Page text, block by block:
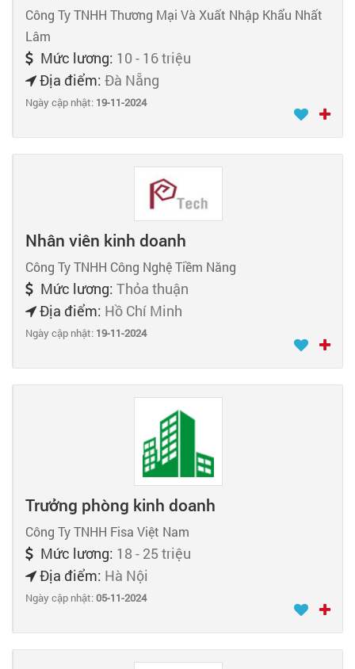
Công Ty TNHH Thương Mại Và Xuất Nhập Khẩu Nhất
Lâm
Mức lương: 10 - 16 triệu
Địa điểm: Đà Nẵng
Ngày cập nhật: 19-11-2024
Nhân viên kinh doanh
Công Ty TNHH Công Nghệ Tiềm Năng
Mức lương: Thỏa thuận
Địa điểm: Hồ Chí Minh
Ngày cập nhật: 19-11-2024
Trưởng phòng kinh doanh
Công Ty TNHH Fisa Việt Nam
Mức lương: 18 - 25 triệu
Địa điểm: Hà Nội
Ngày cập nhật:05-11-2024